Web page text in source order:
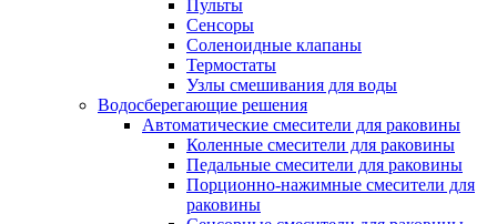
Пульты
Сенсоры
Соленоидные клапаны
Термостаты
Узлы смешивания для воды
Водосберегающие решения
Автоматические смесители для раковины
Коленные смесители для раковины
Педальные смесители для раковины
Порционно-нажимные смесители для
раковины